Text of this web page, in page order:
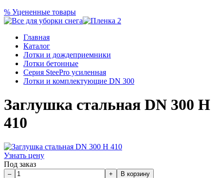
% Уцененные товары
Главная
Каталог
Лотки и дождеприемники
Лотки бетонные
Серия SteePro усиленная
Лотки и комплектующие DN 300
Заглушка стальная DN 300 H
410
Узнать цену
Под заказ